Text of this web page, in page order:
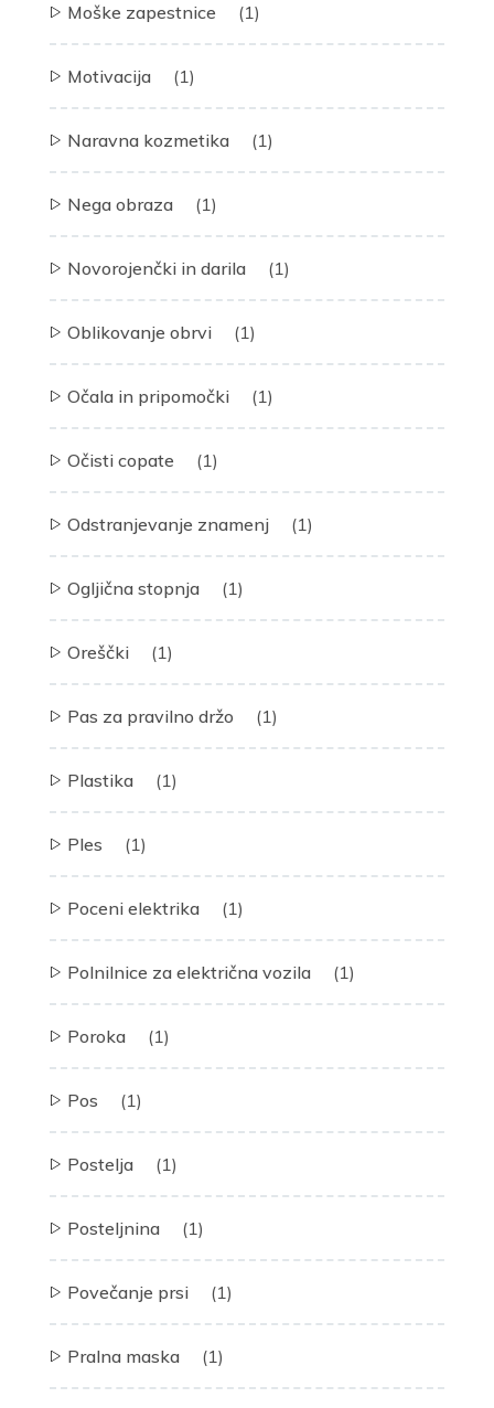
Moške zapestnice (1)
Motivacija (1)
Naravna kozmetika (1)
Nega obraza (1)
Novorojenčki in darila (1)
Oblikovanje obrvi (1)
Očala in pripomočki (1)
Očisti copate (1)
Odstranjevanje znamenj (1)
Ogljična stopnja (1)
Oreščki (1)
Pas za pravilno držo (1)
Plastika (1)
Ples (1)
Poceni elektrika (1)
Polnilnice za električna vozila (1)
Poroka (1)
Pos (1)
Postelja (1)
Posteljnina (1)
Povečanje prsi (1)
Pralna maska (1)